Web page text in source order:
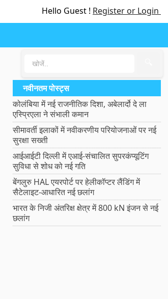
Hello Guest ! Register or Login
नवीनतम पोस्ट्स
कोलंबिया में नई राजनीतिक दिशा, अबेलार्दो दे ला
एस्प्रिएला ने संभाली कमान
सीमावर्ती इलाकों में नवीकरणीय परियोजनाओं पर नई
सुरक्षा सख्ती
आईआईटी दिल्ली में एआई-संचालित सुपरकंप्यूटिंग
सुविधा से शोध को नई गति
बेंगलुरु HAL एयरपोर्ट पर हेलीकॉप्टर लैंडिंग में
सैटेलाइट-आधारित नई छलांग
भारत के निजी अंतरिक्ष क्षेत्र में 800 kN इंजन से नई
छलांग